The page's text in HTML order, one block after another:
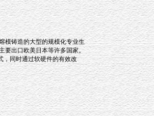
模铸造的大型的规模化专业生
要出口欧美日本等许多国家。
，同时通过软硬件的有效改